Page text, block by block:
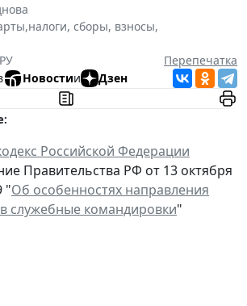
,налоги, сборы, взносы,
Перепечатка
Новостии Дзен
Российской Федерации
Правительства РФ от 13 октября
"Об особенностях направления
служебные командировки"